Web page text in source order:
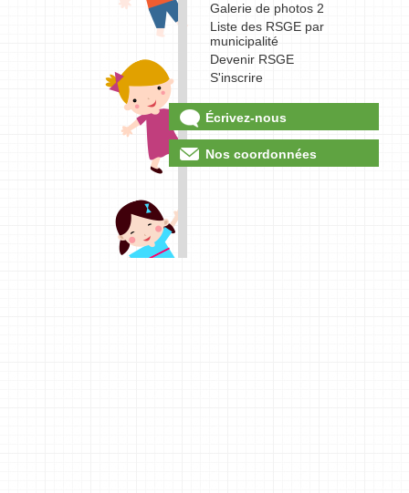
Galerie de photos 2
Liste des RSGE par
municipalité
Devenir RSGE
S'inscrire
Écrivez-nous
Nos coordonnées